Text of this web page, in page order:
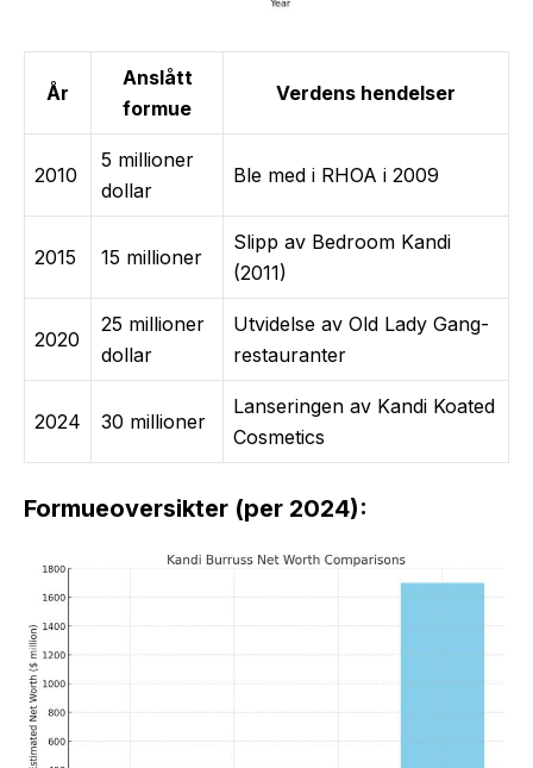
År
Anslått
formue
Verdens hendelser
2010
5 millioner
dollar
Ble med i RHOA i 2009
2015 15 millioner
Slipp av Bedroom Kandi
(2011)
2020
25 millioner
dollar
Utvidelse av Old Lady Gang-
restauranter
2024 30 millioner
Lanseringen av Kandi Koated
Cosmetics
Formueoversikter (per 2024):